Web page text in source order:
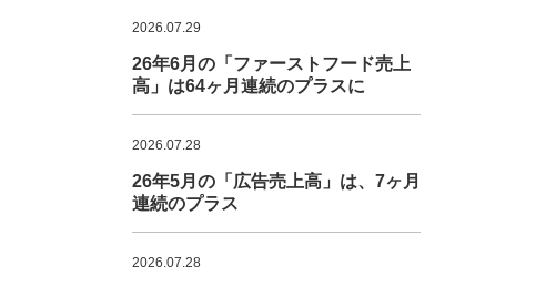
2026.07.29
26年6月の「ファーストフード売上
高」は64ヶ月連続のプラスに
2026.07.28
26年5月の「広告売上高」は、7ヶ月
連続のプラス
2026.07.28